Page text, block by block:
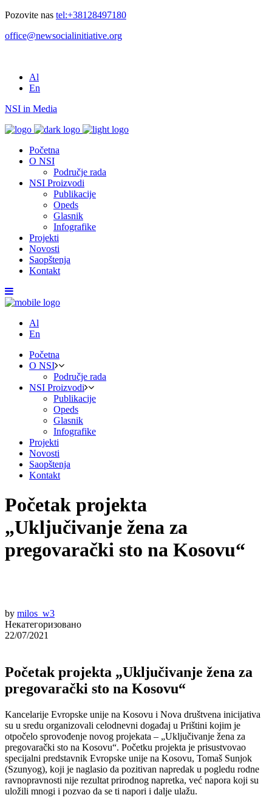
Pozovite nas tel:+38128497180
office@newsocialinitiative.org
Al
En
NSI in Media
Početna
O NSI
Područje rada
NSI Proizvodi
Publikacije
Opeds
Glasnik
Infografike
Projekti
Novosti
Saopštenja
Kontakt
Al
En
Početna
O NSI
Područje rada
NSI Proizvodi
Publikacije
Opeds
Glasnik
Infografike
Projekti
Novosti
Saopštenja
Kontakt
Početak projekta
„Uključivanje žena za
pregovarački sto na Kosovu“
by milos_w3
Некатегоризовано
22/07/2021
Početak projekta „Uključivanje žena za
pregovarački sto na Kosovu“
Kancelarije Evropske unije na Kosovu i Nova društvena inicijativa
su u sredu organizovali celodnevni događaj u Prištini kojim je
otpočelo sprovođenje novog projekata – „Uključivanje žena za
pregovarački sto na Kosovu“. Početku projekta je prisustvovao
specijalni predstavnik Evropske unije na Kosovu, Tomaš Sunjok
(Szunyog), koji je naglasio da pozitivan napredak u pogledu rodne
ravnopravnosti nije rezultat prirodnog napretka, već napora koji su
uložili mnogi i pozvao da se ti napori i dalje ulažu.